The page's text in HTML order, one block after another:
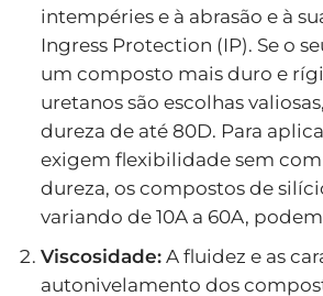
intempéries e à abrasão e à
Ingress Protection (IP). Se o
um composto mais duro e
uretanos são escolhas
dureza de até 80D. Para
exigem flexibilidade sem
dureza, os compostos de
variando de 10A a 60A,
Viscosidade:A fluidez e as
autonivelamento dos